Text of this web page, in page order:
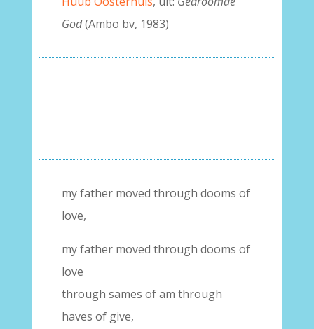
God(Ambo bv, 1983)
my father moved through dooms of
love,
my father moved through dooms of
love
through sames of am through
haves of give,